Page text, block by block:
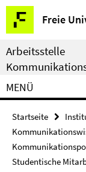
Springe
direkt
zu
Inhalt
Freie
Service-
Navigation
Arbeitsstelle
MENÜ
Startseite
Studentische